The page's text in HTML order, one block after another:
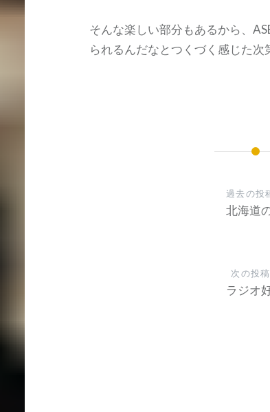
そんな楽しい部分もあるから、
られるんだなとつくづく感じた次
ョ
ン
過去の投
北海道
次の投
ラジオ